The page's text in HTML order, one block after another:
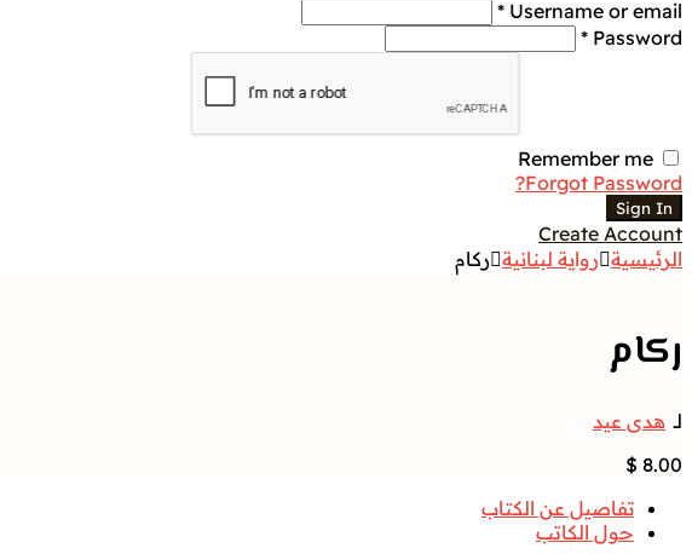
Username or email *
Password *
Remember me
Forgot Password?
Sign In
Create Account
الرئيسية رواية لبنانية ركام
ركام
لــ هدى عيد
$ 8.00
تفاصيل عن الكتاب
حول الكاتب